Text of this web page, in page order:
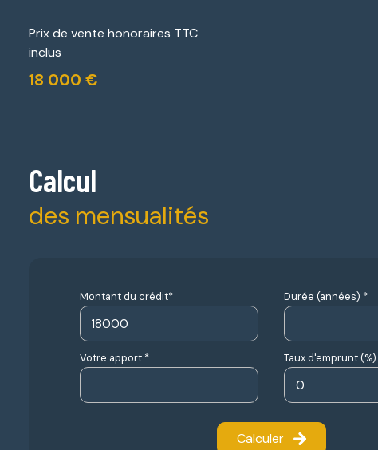
Prix de vente honoraires TTC
inclus
18 000 €
Calcul
des mensualités
Montant du crédit* Durée (années) *
Votre apport * Taux d'emprunt
Calculer